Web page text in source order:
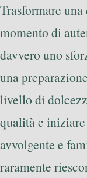
Trasformare
momento di
davvero uno
una
livello di
qualità e
avvolgente e
raramente